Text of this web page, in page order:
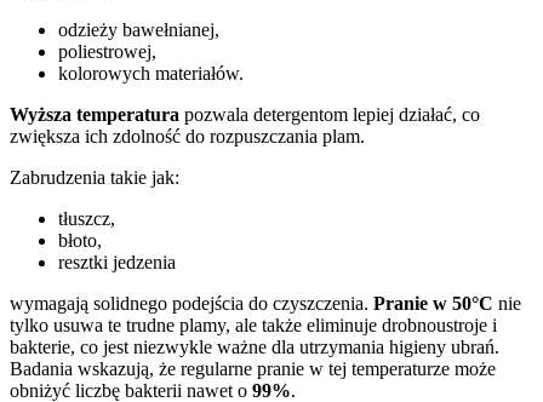
odzieży bawełnianej,
poliestrowej,
kolorowych materiałów.
Wyższa temperatura pozwala detergentom lepiej działać, co
zwiększa ich zdolność do rozpuszczania plam.
Zabrudzenia takie jak:
tłuszcz,
błoto,
resztki jedzenia
wymagają solidnego podejścia do czyszczenia. Pranie w 50°C nie
tylko usuwa te trudne plamy, ale także eliminuje drobnoustroje i
bakterie, co jest niezwykle ważne dla utrzymania higieny ubrań.
Badania wskazują, że regularne pranie w tej temperaturze może
obniżyć liczbę bakterii nawet o 99%.